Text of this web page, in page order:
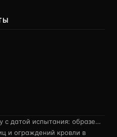
с датой испытания: образе…
и ограждений кровли в